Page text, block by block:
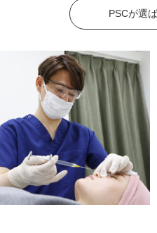
#くっきりした目元
#ニキビ跡改善
#青クマ改善
#ちりめんジワ改善
#色素沈着改善
#ニキビ改善
#酒さ改善
#首のたるみ解消
#下ぶくれ解消
#お顔の赤み解消
#目を大きく見せる
#色素沈着を
#クレーター肌改善
#蒙古襞を解消
#小鼻の広がりを解消
#隠れジミ
PSCが選